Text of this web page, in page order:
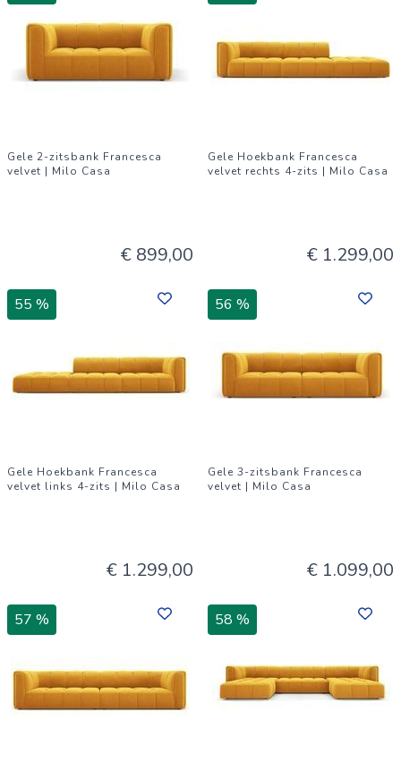
Gele 2-zitsbank Francesca
velvet | Milo Casa
€ 899,00
Gele Hoekbank Francesca
velvet rechts 4-zits | Milo Casa
€ 1.299,00
55 %
Gele Hoekbank Francesca
velvet links 4-zits | Milo Casa
€ 1.299,00
56 %
Gele 3-zitsbank Francesca
velvet | Milo Casa
€ 1.099,00
57 % 58 %